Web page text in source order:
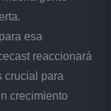
esa
reaccionará
crucial para
crecimiento